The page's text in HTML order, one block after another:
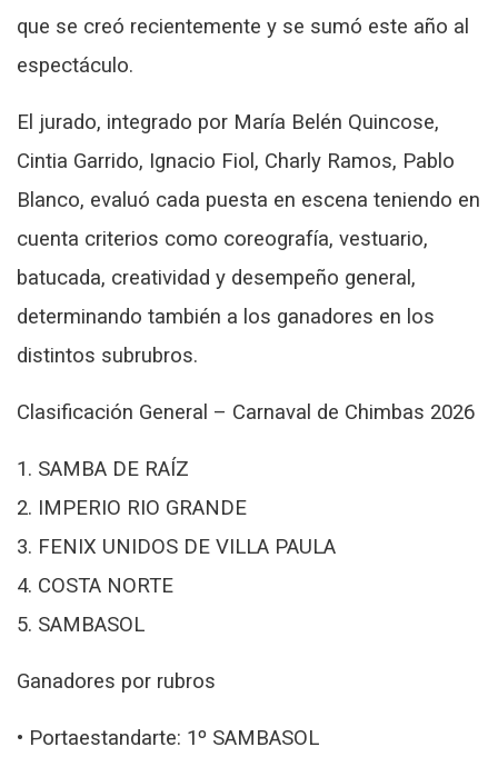
que se creó recientemente y se sumó este año al
espectáculo.
El jurado, integrado por María Belén Quincose,
Cintia Garrido, Ignacio Fiol, Charly Ramos, Pablo
Blanco, evaluó cada puesta en escena teniendo en
cuenta criterios como coreografía, vestuario,
batucada, creatividad y desempeño general,
determinando también a los ganadores en los
distintos subrubros.
Clasificación General – Carnaval de Chimbas 2026
1. SAMBA DE RAÍZ
2. IMPERIO RIO GRANDE
3. FENIX UNIDOS DE VILLA PAULA
4. COSTA NORTE
5. SAMBASOL
Ganadores por rubros
• Portaestandarte: 1º SAMBASOL